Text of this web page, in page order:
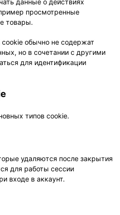
просмотренные
товары.
обычно не содержат
но в сочетании с другими
для идентификации
типов cookie.
удаляются после закрытия
для работы сессии
входе в аккаунт.